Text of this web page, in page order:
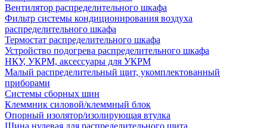
Вентилятор распределительного шкафа
Фильтр системы кондиционирования воздуха
распределительного шкафа
Термостат распределительного шкафа
Устройство подогрева распределительного шкафа
НКУ, УКРМ, аксессуары для УКРМ
Малый распределительный щит, укомплектованный
приборами
Системы сборных шин
Клеммник силовой/клеммный блок
Опорный изолятор/изолирующая втулка
Шина нулевая для распределительного щита